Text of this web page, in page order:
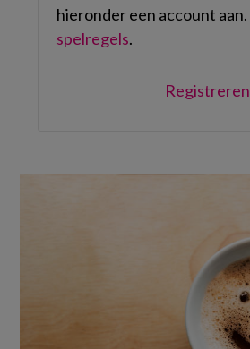
hieronder een account aan.
spelregels.
Registreren